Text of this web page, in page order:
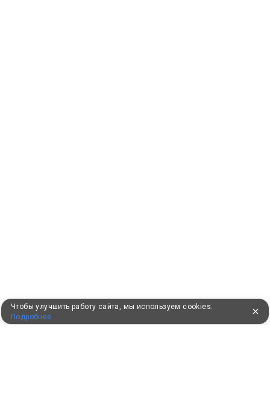
Чтобы улучшить работу сайта, мы используем cookies.
Подробнее